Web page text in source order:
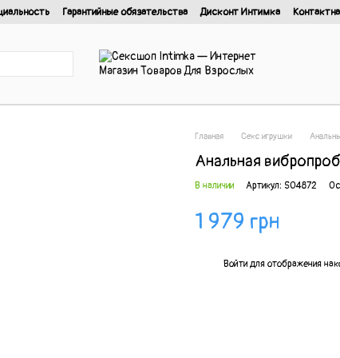
Гарантийные обязательства Дисконт Интимка
Главная Секс игрушки
Анальная
В наличии Артикул: SO4872
1 979 грн
Войти для отображения